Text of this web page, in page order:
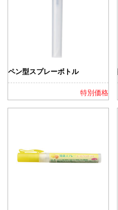
ペン型スプレーボトル
特別価格